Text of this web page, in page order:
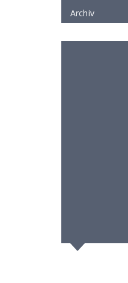
Archiv